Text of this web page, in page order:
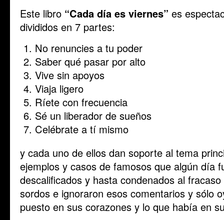
Este libro “Cada día es viernes” es
divididos en 7 partes:
No renuncies a tu poder
Saber qué pasar por alto
Vive sin apoyos
Viaja ligero
Ríete con frecuencia
Sé un liberador de sueños
Celébrate a tí mismo
y cada uno de ellos dan soporte al tema
ejemplos y casos de famosos que algún día
descalificados y hasta condenados al
sordos e ignoraron esos comentarios y sólo
puesto en sus corazones y lo que había en